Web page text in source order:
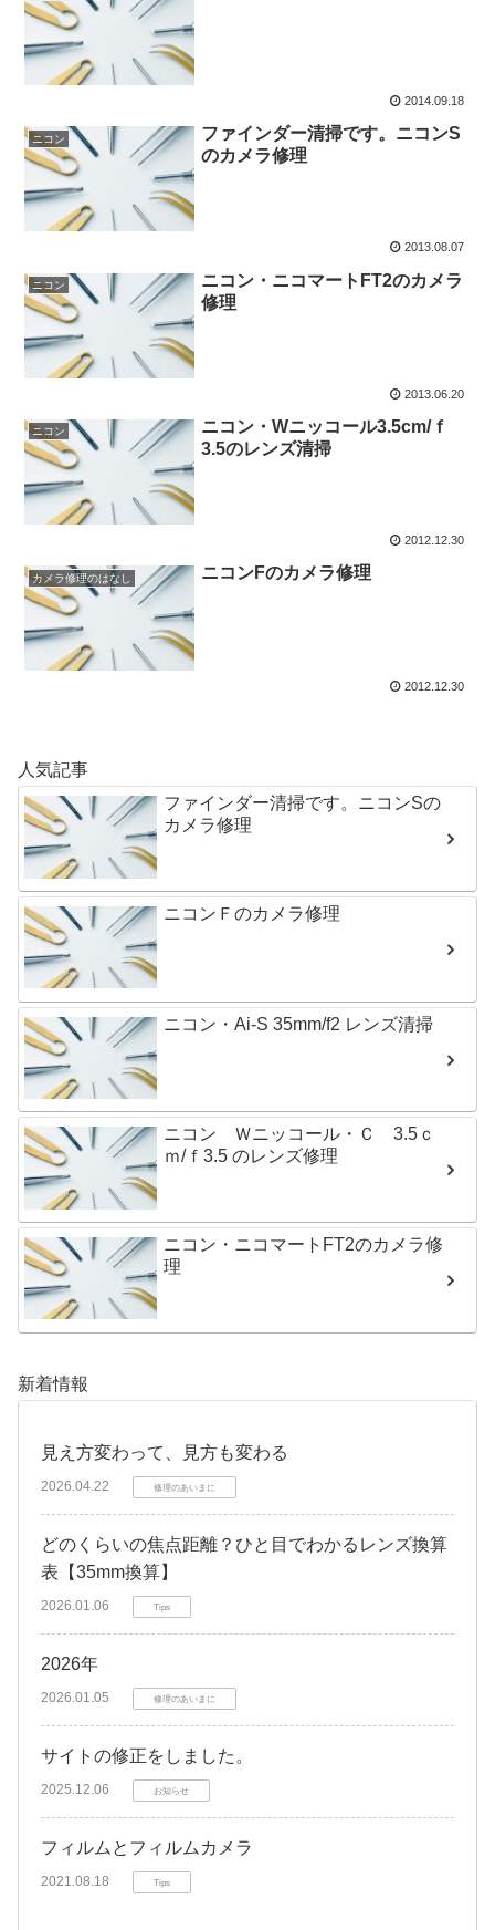
2014.09.18
ニコン
ファインダー清掃です。ニコンS
のカメラ修理
2013.08.07
ニコン
ニコン・ニコマートFT2のカメラ
修理
2013.06.20
ニコン
ニコン・Wニッコール3.5cm/ｆ
3.5のレンズ清掃
2012.12.30
カメラ修理のはなし ニコンFのカメラ修理
2012.12.30
人気記事
ファインダー清掃です。ニコンSの
カメラ修理
ニコンＦのカメラ修理
ニコン・Ai-S 35mm/f2 レンズ清掃
ニコン Ｗニッコール・Ｃ 3.5ｃ
ｍ/ｆ3.5 のレンズ修理
ニコン・ニコマートFT2のカメラ修
理
新着情報
見え方変わって、見方も変わる
2026.04.22 修理のあいまに
どのくらいの焦点距離？ひと目でわかるレンズ換算
表【35mm換算】
2026.01.06 Tips
2026年
2026.01.05 修理のあいまに
サイトの修正をしました。
2025.12.06 お知らせ
フィルムとフィルムカメラ
2021.08.18 Tips